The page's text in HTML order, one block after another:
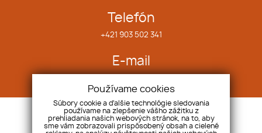
Telefón
+421 903 502 341
E-mail
O nás
Služby
Náš tím
Pobočky
Používame cookies
Súbory cookie a ďalšie technológie sledovania
používame na zlepšenie vášho zážitku z
prehliadania našich webových stránok, na to, aby
sme vám zobrazovali prispôsobený obsah a cielené